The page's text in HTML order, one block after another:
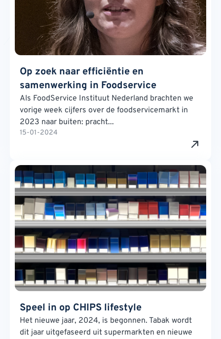
Op zoek naar efficiëntie en
samenwerking in Foodservice
Als FoodService Instituut Nederland brachten we
vorige week cijfers over de foodservicemarkt in
2023 naar buiten: pracht...
15-01-2024
Speel in op CHIPS lifestyle
Het nieuwe jaar, 2024, is begonnen. Tabak wordt
dit jaar uitgefaseerd uit supermarkten en nieuwe